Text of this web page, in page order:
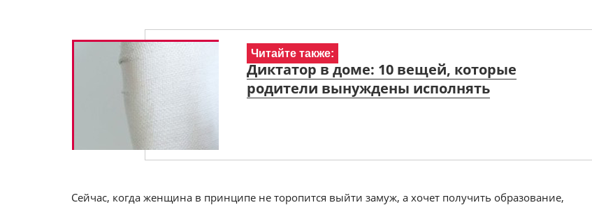
Читайте также:
Диктатор в доме: 10 вещей, которые
родители вынуждены исполнять
Сейчас, когда женщина в принципе не торопится выйти замуж, а хочет получить образование,